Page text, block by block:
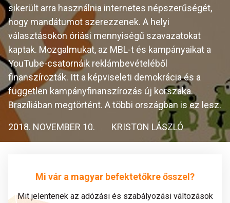
sikerült arra használnia internetes népszerűségét,
hogy mandátumot szerezzenek. A helyi
választásokon óriási mennyiségű szavazatokat
kaptak. Mozgalmukat, az MBL-t és kampányaikat a
YouTube-csatornáik reklámbevételéből
finanszírozták. Itt a képviseleti demokrácia és a
független kampányfinanszírozás új korszaka.
Brazíliában megtörtént. A többi országban is ez lesz.
2018. NOVEMBER 10. KRISTON LÁSZLÓ
Mi vár a magyar befektetőkre ősszel?
Mit jelentenek az adózási és szabályozási változások